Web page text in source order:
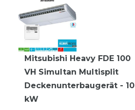
Mitsubishi Heavy FDE 100
VH Simultan Multisplit
Deckenunterbaugerät - 10
kW